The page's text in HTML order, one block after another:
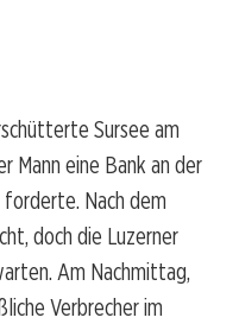
Sursee am
Mann eine Bank an der
Nach dem
doch die Luzerner
Am Nachmittag,
Verbrecher im